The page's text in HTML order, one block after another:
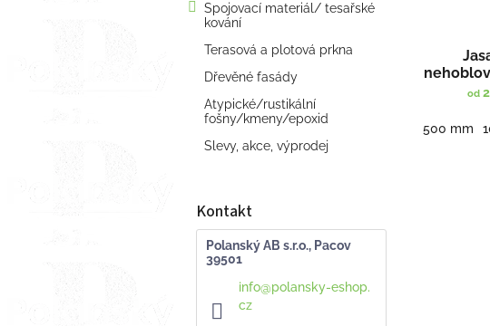
Spojovací materiál/ tesařské
kování
Terasová a plotová prkna
Dřevěné fasády
Atypické/rustikální
fošny/kmeny/epoxid
Slevy, akce, výprodej
Kontakt
Polanský AB s.r.o., Pacov
39501
info@polansky-eshop.
cz
od
500 mm